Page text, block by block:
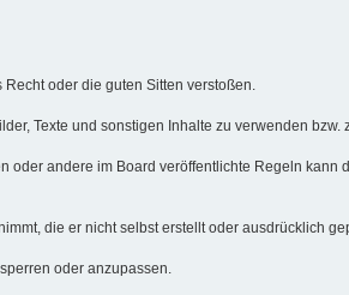
oder die guten Sitten verstoßen.
Texte und sonstigen Inhalte zu verwenden bzw.
andere im Board veröffentlichte Regeln kann
die er nicht selbst erstellt oder ausdrücklich
oder anzupassen.